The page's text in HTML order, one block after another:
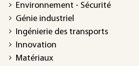
Environnement - Sécurité
Génie industriel
Ingénierie des transports
Innovation
Matériaux